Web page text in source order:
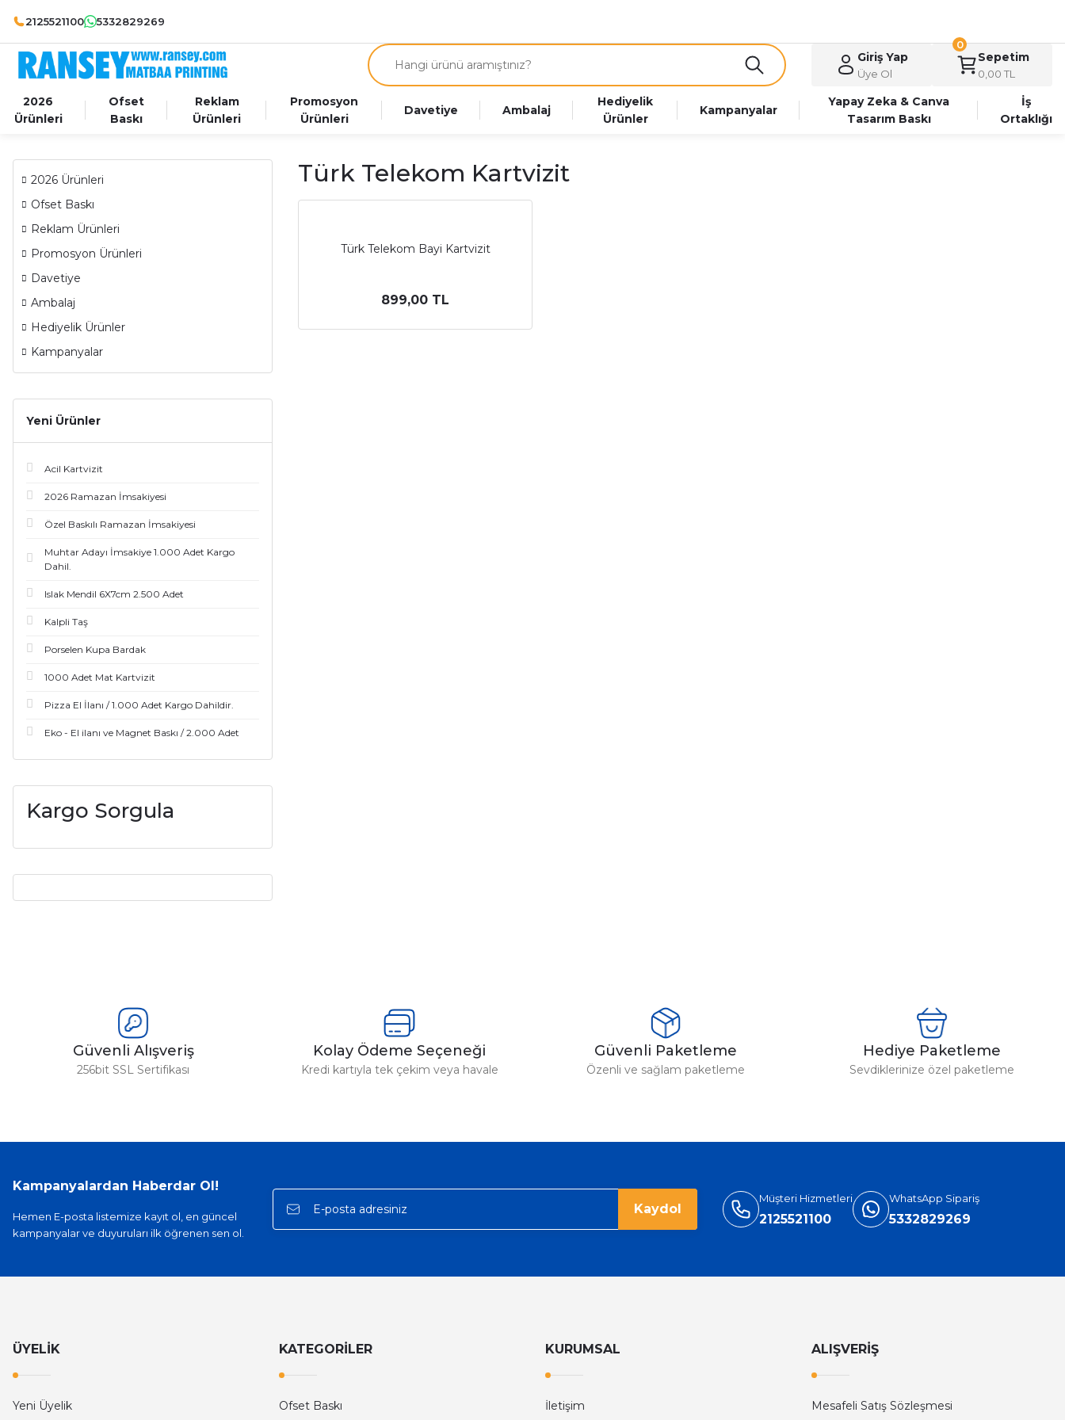
2125521100 5332829269
Giriş Yap
Üye Ol
Sepetim
0,00 TL
0
2026
Ürünleri
Ofset
Baskı
Reklam
Ürünleri
Promosyon
Ürünleri
Davetiye Ambalaj
Hediyelik
Ürünler
Kampanyalar
Yapay Zeka & Canva
Tasarım Baskı
İş
Ortaklığı
2026 Ürünleri
Ofset Baskı
Reklam Ürünleri
Promosyon Ürünleri
Davetiye
Ambalaj
Hediyelik Ürünler
Kampanyalar
Yeni Ürünler
Acil Kartvizit
2026 Ramazan İmsakiyesi
Özel Baskılı Ramazan İmsakiyesi
Muhtar Adayı İmsakiye 1.000 Adet Kargo
Dahil.
Islak Mendil 6X7cm 2.500 Adet
Kalpli Taş
Porselen Kupa Bardak
1000 Adet Mat Kartvizit
Pizza El İlanı / 1.000 Adet Kargo Dahildir.
Eko - El ilanı ve Magnet Baskı / 2.000 Adet
Kargo Sorgula
Türk Telekom Kartvizit
Türk Telekom Bayi Kartvizit
899,00 TL
Güvenli Alışveriş
256bit SSL Sertifikası
Kolay Ödeme Seçeneği
Kredi kartıyla tek çekim veya havale
Güvenli Paketleme
Özenli ve sağlam paketleme
Hediye Paketleme
Sevdiklerinize özel paketleme
Kampanyalardan Haberdar Ol!
Hemen E-posta listemize kayıt ol, en güncel
kampanyalar ve duyuruları ilk öğrenen sen ol.
Kaydol
Müşteri Hizmetleri
2125521100
WhatsApp Sipariş
5332829269
ÜYELİK
Yeni Üyelik
KATEGORİLER
Ofset Baskı
KURUMSAL
İletişim
ALIŞVERİŞ
Mesafeli Satış Sözleşmesi